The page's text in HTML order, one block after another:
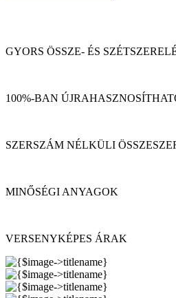
GYORS ÖSSZE- ÉS
100%-BAN
SZERSZÁM NÉLKÜLI
MINŐSÉGI ANYAGOK
VERSENYKÉPES ÁRAK